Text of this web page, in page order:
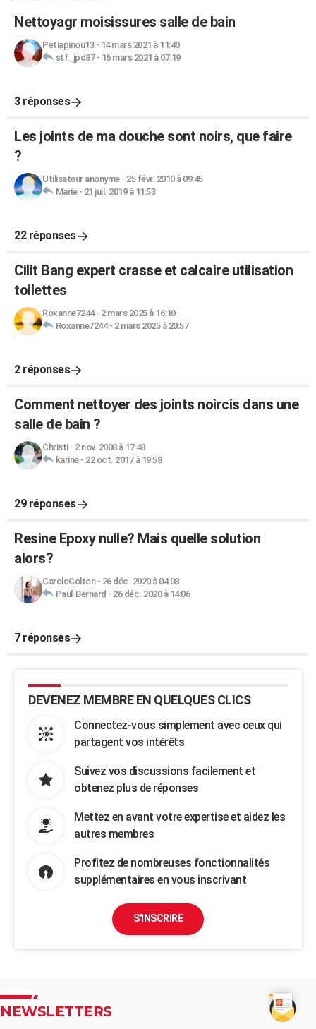
Nettoyagr moisissures salle de bain
Petiapinou13- 14 mars 2021 à 11:40
stf_jpd87- 16 mars 2021 à 07:19
3 réponses
Les joints de ma douche sont noirs, que faire
?
Utilisateur anonyme- 25 févr. 2010 à 09:45
Marie- 21 juil. 2019 à 11:53
22 réponses
Cilit Bang expert crasse et calcaire utilisation
toilettes
Roxanne7244- 2 mars 2025 à 16:10
Roxanne7244- 2 mars 2025 à 20:57
2 réponses
Comment nettoyer des joints noircis dans une
salle de bain ?
Christi- 2 nov. 2008 à 17:48
karine- 22 oct. 2017 à 19:58
29 réponses
Resine Epoxy nulle? Mais quelle solution
alors?
CaroloColton- 26 déc. 2020 à 04:08
Paul-Bernard - 26 déc. 2020 à 14:06
7 réponses
DEVENEZ MEMBRE EN QUELQUES CLICS
Connectez-vous simplement avec ceux qui
partagent vos intérêts
Suivez vos discussions facilement et
obtenez plus de réponses
Mettez en avant votre expertise et aidez les
autres membres
Profitez de nombreuses fonctionnalités
supplémentaires en vous inscrivant
S'INSCRIRE
NEWSLETTERS